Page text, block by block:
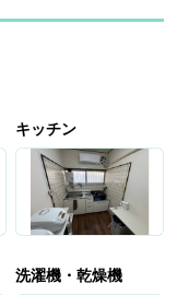
キッチン
洗濯機・乾燥機